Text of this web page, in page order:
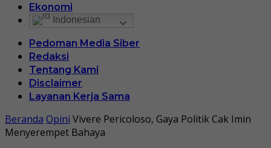
Ekonomi
Indonesian
Pedoman Media Siber
Redaksi
Tentang Kami
Disclaimer
Layanan Kerja Sama
Beranda Opini Vivere Pericoloso, Gaya Politik Cak Imin
Menyerempet Bahaya